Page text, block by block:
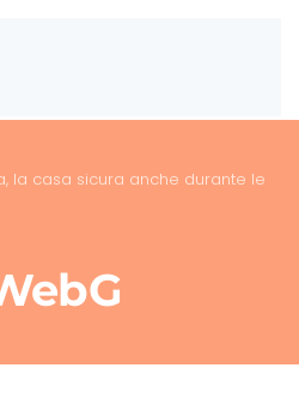
la casa sicura anche durante le